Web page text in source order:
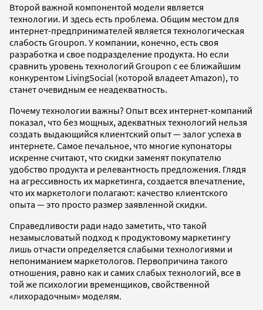
Второй важной компонентой модели является
технологии. И здесь есть проблема. Общим местом для
интернет-предпринимателей является технологическая
слабость Groupon. У компании, конечно, есть своя
разработка и свое подразделение продукта. Но если
сравнить уровень технологий Groupon с ее ближайшим
конкурентом LivingSocial (которой владеет Amazon), то
станет очевидным ее неадекватность.
Почему технологии важны? Опыт всех интернет-компаний
показал, что без мощных, адекватных технологий нельзя
создать выдающийся клиентский опыт — залог успеха в
интернете. Самое печальное, что многие купонаторы
искренне считают, что скидки заменят покупателю
удобство продукта и релевантность предложения. Глядя
на агрессивность их маркетинга, создается впечатление,
что их маркетологи полагают: качество клиентского
опыта — это просто размер заявленной скидки.
Справедливости ради надо заметить, что такой
незамысловатый подход к продуктовому маркетингу
лишь отчасти определяется слабыми технологиями и
непониманием маркетологов. Первопричина такого
отношения, равно как и самих слабых технологий, все в
той же психологии временщиков, свойственной
«лихорадочным» моделям.